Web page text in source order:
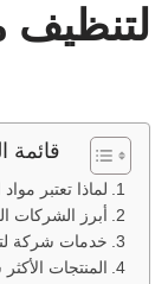
لتنظيف
قائمة
لماذا تعتبر
أبرز الشركات
خدمات شركة
المنتجات